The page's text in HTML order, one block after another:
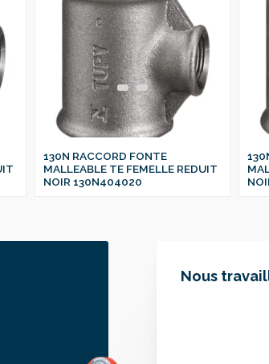
130N RACCORD FONTE
MALLEABLE TE FEMELLE REDUIT
NOIR 130N404020
Nous